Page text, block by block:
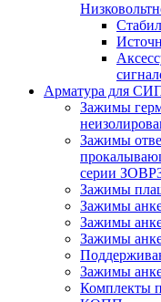
Арматура для
Зажимы
Зажимы
серии
Зажимы
Зажимы
Зажимы
Зажимы
Зажимы
Комплекты